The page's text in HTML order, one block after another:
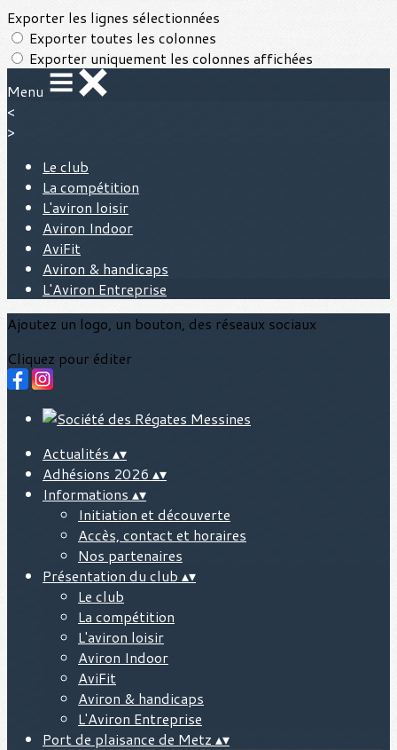
Exporter les lignes sélectionnées
Exporter toutes les colonnes
Exporter uniquement les colonnes affichées
Menu
<
>
Le club
La compétition
L'aviron loisir
Aviron Indoor
AviFit
Aviron & handicaps
L'Aviron Entreprise
Ajoutez un logo, un bouton, des réseaux sociaux
Cliquez pour éditer
Actualités ▴▾
Adhésions 2026 ▴▾
Informations ▴▾
Initiation et découverte
Accès, contact et horaires
Nos partenaires
Présentation du club ▴▾
Le club
La compétition
L'aviron loisir
Aviron Indoor
AviFit
Aviron & handicaps
L'Aviron Entreprise
Port de plaisance de Metz ▴▾